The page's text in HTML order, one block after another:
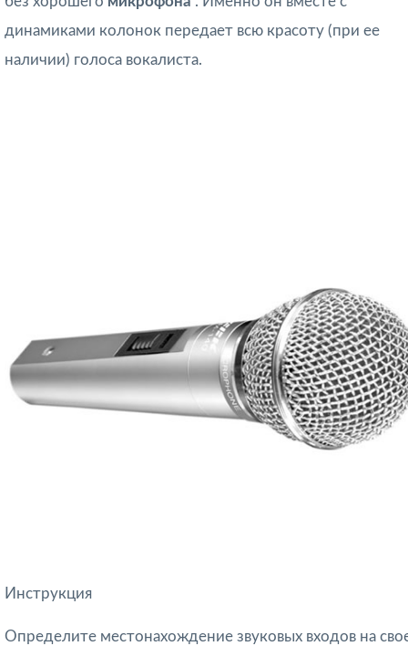
динамиками колонок передает всю красоту (при ее
наличии) голоса вокалиста.
Инструкция
Определите местонахождение звуковых входов на